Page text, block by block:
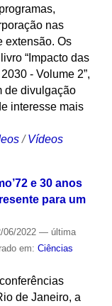
nas
extensão. Os
“Impacto das
- Volume 2”,
de divulgação
interesse mais
/Vídeos
e 30 anos
para um
2022 — última
em: Ciências
de Janeiro, a